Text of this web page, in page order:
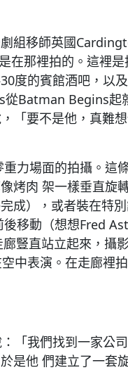
組移師英國
那裡拍的。這裡是
度的賓館酒吧，以
Batman Begins起
「要不是他，真難
力場面的拍攝。這
烤肉 架一樣垂直旋
成），或者裝在特
移動（想想Fred
豎直站立起來，攝
中表演。在走廊裡
「我們找到一家公
是他 們建立了一套